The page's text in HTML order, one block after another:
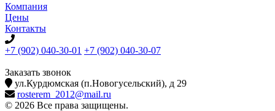
Компания
Цены
Контакты
+7 (902) 040-30-01 +7 (902) 040-30-07
Заказать звонок
ул.Курдюмская (п.Новогусельский), д 29
rosterem_2012@mail.ru
© 2026 Все права защищены.